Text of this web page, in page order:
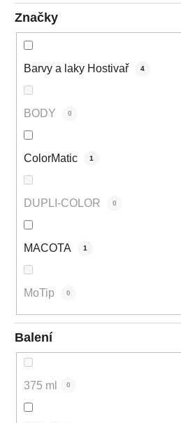
Značky
Barvy a laky Hostivař 4
BODY 0
ColorMatic 1
DUPLI-COLOR 0
MACOTA 1
MoTip 0
Balení
375 ml 0